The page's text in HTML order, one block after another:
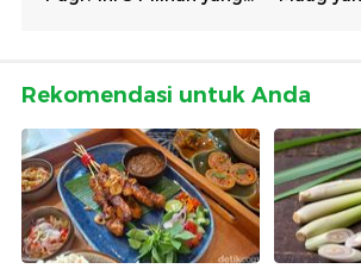
Rekomendasi untuk Anda